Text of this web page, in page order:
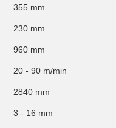
355 mm
230 mm
960 mm
20 - 90 m/min
2840 mm
3 - 16 mm